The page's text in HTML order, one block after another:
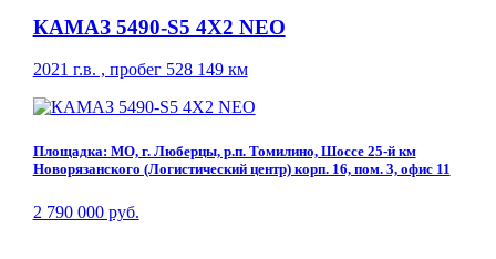
КАМАЗ 5490-S5 4Х2 NEO
2021 г.в. , пробег 528 149 км
Площадка: МО, г. Люберцы, р.п. Томилино, Шоссе 25-й км
Новорязанского (Логистический центр) корп. 16, пом. 3, офис 11
2 790 000 руб.